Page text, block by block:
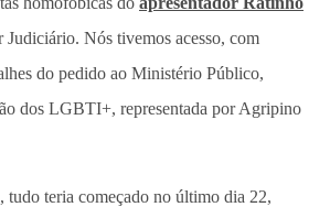
Judiciário. Nós tivemos acesso, com
do pedido ao Ministério Público,
dos LGBTI+, representada por Agripino
tudo teria começado no último dia 22,